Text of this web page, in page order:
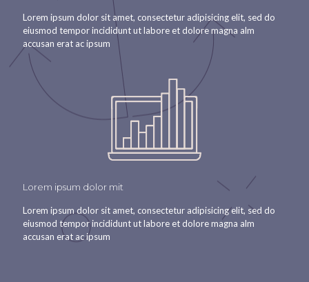
Lorem ipsum dolor sit amet, consectetur adipisicing elit, sed do
eiusmod tempor incididunt ut labore et dolore magna alm
accusan erat ac ipsum
Lorem ipsum dolor mit
Lorem ipsum dolor sit amet, consectetur adipisicing elit, sed do
eiusmod tempor incididunt ut labore et dolore magna alm
accusan erat ac ipsum